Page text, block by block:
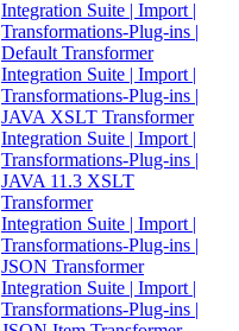
Integration Suite | Import |
Transformations-Plug-ins |
Default Transformer
Integration Suite | Import |
Transformations-Plug-ins |
JAVA XSLT Transformer
Integration Suite | Import |
Transformations-Plug-ins |
JAVA 11.3 XSLT
Transformer
Integration Suite | Import |
Transformations-Plug-ins |
JSON Transformer
Integration Suite | Import |
Transformations-Plug-ins |